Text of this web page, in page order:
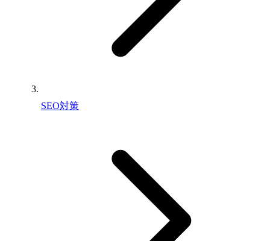
SEO対策